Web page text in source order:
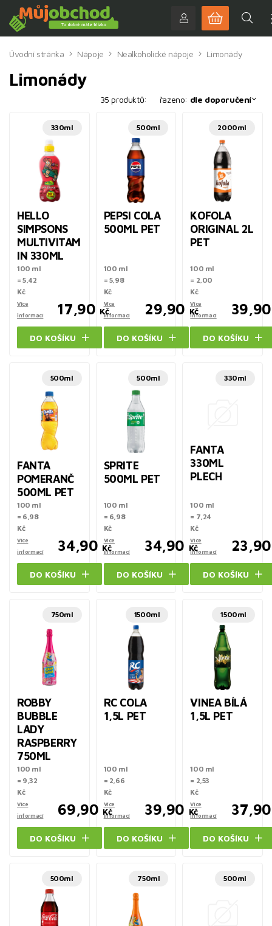
Úvodní stránka Nápoje Nealkoholické nápoje Limonády
Limonády
35 produktů: řazeno: dle doporučení
330ml
HELLO
SIMPSONS
MULTIVITAM
IN 330ML
100 ml
= 5,42
Kč
Více
informací
17,90 Kč
DO KOŠÍKU
500ml
PEPSI COLA
500ML PET
100 ml
= 5,98
Kč
Více
informací
29,90 Kč
DO KOŠÍKU
2000ml
KOFOLA
ORIGINAL 2L
PET
100 ml
= 2,00
Kč
Více
informací
39,90
DO KOŠÍKU
500ml
FANTA
POMERANČ
500ML PET
100 ml
= 6,98
Kč
Více
informací
34,90 Kč
DO KOŠÍKU
500ml
SPRITE
500ML PET
100 ml
= 6,98
Kč
Více
informací
34,90 Kč
DO KOŠÍKU
330ml
FANTA
330ML
PLECH
100 ml
= 7,24
Kč
Více
informací
23,90
DO KOŠÍKU
750ml
ROBBY
BUBBLE
LADY
RASPBERRY
750ML
100 ml
= 9,32
Kč
Více
informací
69,90 Kč
DO KOŠÍKU
1500ml
RC COLA
1,5L PET
100 ml
= 2,66
Kč
Více
informací
39,90 Kč
DO KOŠÍKU
1500ml
VINEA BÍLÁ
1,5L PET
100 ml
= 2,53
Kč
Více
informací
37,90
DO KOŠÍKU
500ml 750ml 500ml